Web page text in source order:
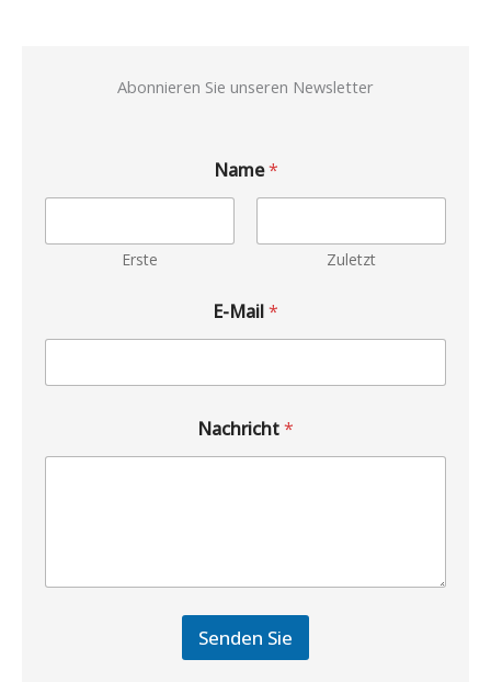
Abonnieren Sie unseren Newsletter
Name*
Erste Zuletzt
E-Mail*
Nachricht*
Senden Sie